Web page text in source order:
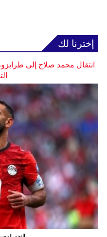
إخترنا لك
انتقال محمد صلاح إلى